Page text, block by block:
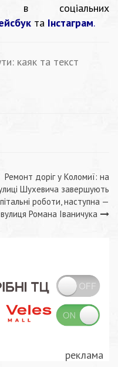
соціальних
та Інстаграм.
Ремонт доріг у Коломиї: на
Шухевича завершують
роботи, наступна —
вулиця Романа Іваничука